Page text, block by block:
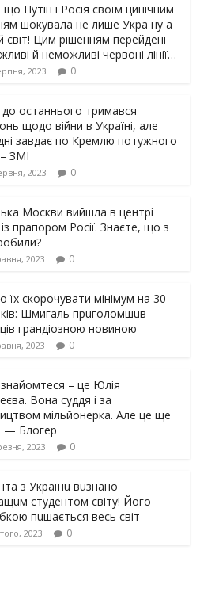
що Путін і Росія своїм цинічним
шoкyвaлa не лише Україну а
світ! Цим рішенням перейдені
й неможливі червоні лінії…
2023 0
останнього тримався
щодо вiйни в Україні, але
завдає по Кремлю потужного
ЗМІ
2023 0
Москви вийшла в центрі
прапором Росії. Знаєте, що з
2023 0
їх скорочувати мінімум на 30
Шмигаль прuголомшuв
грaндіoзнoю новиною
2023 0
знайомтеся – це Юлія
Вона суддя і за
мільйонерка. Але це ще
— Блогер
2023 0
з Українu вuзнано
студентом світу! Його
пuшається весь світ
2023 0